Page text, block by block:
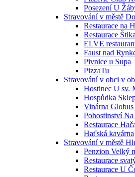
Posezení U
Stravování v městě
Restaurace na
Restaurace Štika
ELVE
Faust nad
Pivnice u Supa
PizzaTu
Stravování v obci v
Hostinec U sv.
Hospůdka
Vinárna Globus
Pohostinství Na
Restaurace
Haťská kavárna
Stravování v městě
Penzion Velký
Restaurace
Restaurace U